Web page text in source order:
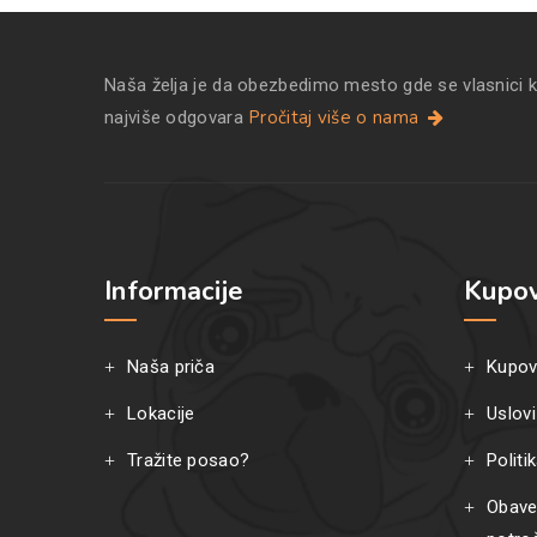
Naša želja je da obezbedimo mesto gde se
najviše odgovara Pročitaj više o nama
Informacije
Naša priča
Lokacije
Tražite posao?